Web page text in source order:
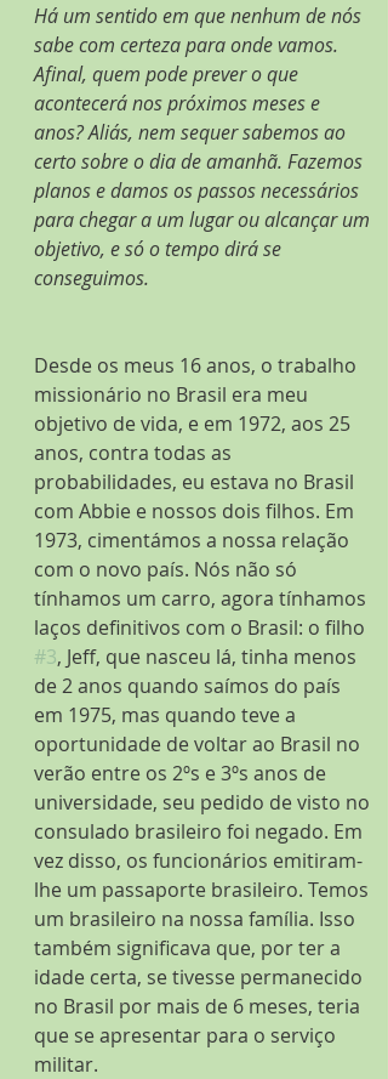
Há um sentido em que nenhum de nós
sabe com certeza para onde vamos.
Afinal, quem pode prever o que
acontecerá nos próximos meses e
anos? Aliás, nem sequer sabemos ao
certo sobre o dia de amanhã. Fazemos
planos e damos os passos necessários
para chegar a um lugar ou alcançar um
objetivo, e só o tempo dirá se
conseguimos.
Desde os meus 16 anos, o trabalho
missionário no Brasil era meu
objetivo de vida, e em 1972, aos 25
anos, contra todas as
probabilidades, eu estava no Brasil
com Abbie e nossos dois filhos. Em
1973, cimentámos a nossa relação
com o novo país. Nós não só
tínhamos um carro, agora tínhamos
laços definitivos com o Brasil: o filho
#3, Jeff, que nasceu lá, tinha menos
de 2 anos quando saímos do país
em 1975, mas quando teve a
oportunidade de voltar ao Brasil no
verão entre os 2ºs e 3ºs anos de
universidade, seu pedido de visto no
consulado brasileiro foi negado. Em
vez disso, os funcionários emitiram-
lhe um passaporte brasileiro. Temos
um brasileiro na nossa família. Isso
também significava que, por ter a
idade certa, se tivesse permanecido
no Brasil por mais de 6 meses, teria
que se apresentar para o serviço
militar.